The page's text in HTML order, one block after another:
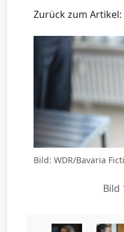
Zurück zum Artikel:
Bild: WDR/Bavaria
Bild